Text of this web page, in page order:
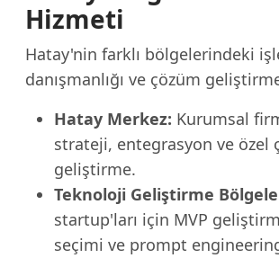
Hizmeti
Hatay'nin farklı bölgelerindeki
danışmanlığı ve çözüm
Hatay Merkez: Kurumsal
strateji, entegrasyon ve özel
geliştirme.
Teknoloji Geliştirme
startup'ları için MVP
seçimi ve prompt